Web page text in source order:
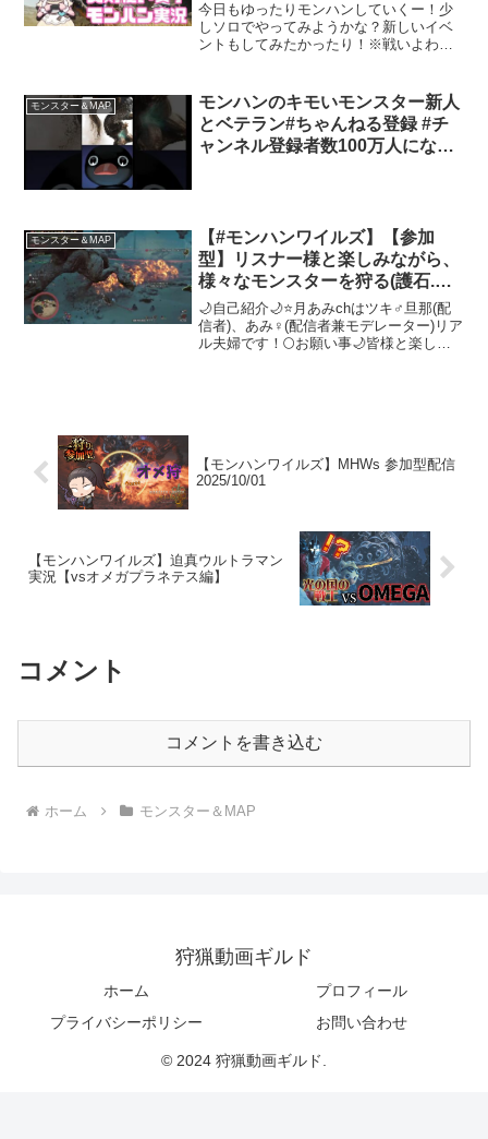
今日もゆったりモンハンしていくー！少
しソロでやってみようかな？新しいイベ
ントもしてみたかったり！※戦いよわよ
い。(; ･`д･´) いろいろ教えてもらえたら
嬉しいです！※...
モンスター＆MAP
モンハンのキモいモンスター新人
とベテラン#ちゃんねる登録 #チ
ャンネル登録者数100万人になる
モンスター＆MAP
【#モンハンワイルズ】【参加
型】リスナー様と楽しみながら、
様々なモンスターを狩る(護石.オ
メガ)を狩る🎶初見様、常連様、
夫婦の方大歓迎✨
🌙自己紹介🌙⭐月あみchはツキ♂旦那(配
信者)、あみ♀(配信者兼モデレーター)リア
ル夫婦です！🌕お願い事🌙皆様と楽しく
【モンハンワイルズ】MHWs 参加型配信
2025/10/01
【モンハンワイルズ】迫真ウルトラマン
実況【vsオメガプラネテス編】
コメント
コメントを書き込む
ホーム モンスター＆MAP
狩猟動画ギルド
ホーム
プロフィール
プライバシーポリシー
お問い合わせ
© 2024 狩猟動画ギルド.